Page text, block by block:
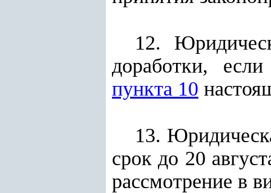
12.
доработки,
пункта 10
13.
срок до 20
рассмотрение в